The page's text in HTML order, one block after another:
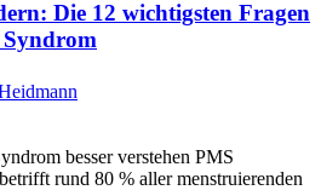
Die 12 wichtigsten Fragen
besser verstehen PMS
rund 80 % aller menstruierenden